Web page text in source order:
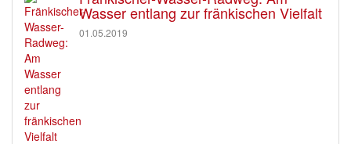
Wasser entlang zur fränkischen Vielfalt
01.05.2019